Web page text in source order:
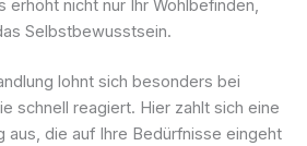
erhöht nicht nur Ihr Wohlbefinden,
Selbstbewusstsein.
lohnt sich besonders bei
schnell reagiert. Hier zahlt sich eine
aus, die auf Ihre Bedürfnisse eingeht